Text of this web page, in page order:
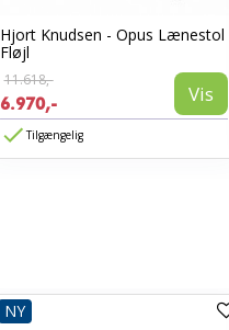
Hjort Knudsen - Opus Lænestol
Fløjl
11.618,-
6.970,- Vis
Tilgængelig
NY